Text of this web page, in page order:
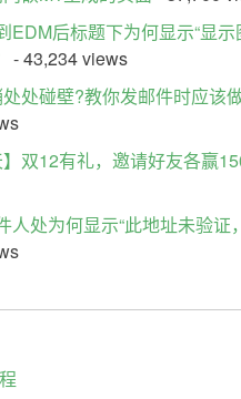
EDM后标题下为何显示“显
- 43,234 views
处碰壁?教你发邮件时应该
】双12有礼，邀请好友各赢
人处为何显示“此地址未验证